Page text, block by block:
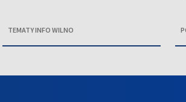
TEMATY INFO WILNO